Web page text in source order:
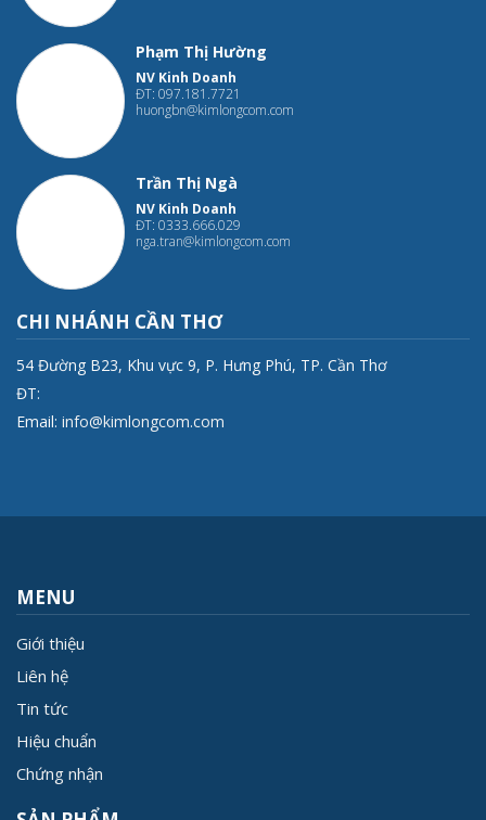
Phạm Thị Hường
NV Kinh Doanh
ĐT: 097.181.7721
huongbn@kimlongcom.com
Trần Thị Ngà
NV Kinh Doanh
ĐT: 0333.666.029
nga.tran@kimlongcom.com
CHI NHÁNH CẦN THƠ
54 Đường B23, Khu vực 9, P. Hưng Phú, TP. Cần Thơ
ĐT:
Email: info@kimlongcom.com
MENU
Giới thiệu
Liên hệ
Tin tức
Hiệu chuẩn
Chứng nhận